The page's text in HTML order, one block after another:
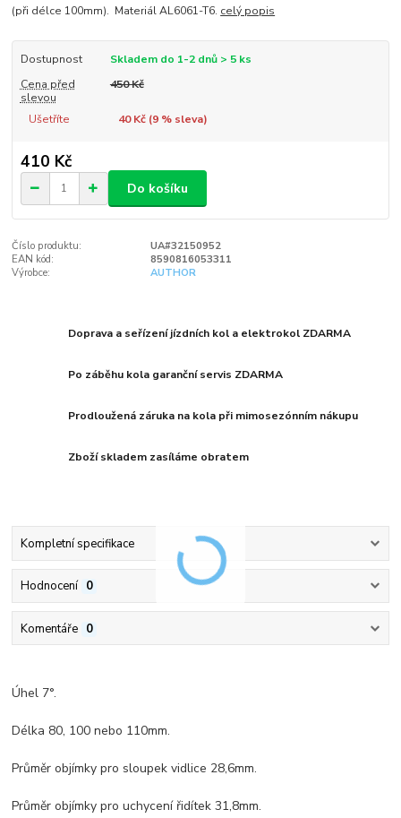
(při délce 100mm). Materiál AL6061-T6. celý popis
Dostupnost
Skladem do 1-2 dnů > 5 ks
Cena před
slevou
450 Kč
Ušetříte 40 Kč (9% sleva)
410 Kč
Do košíku
Číslo produktu:
UA#32150952
EAN kód:
8590816053311
Výrobce:
AUTHOR
Doprava a seřízení jízdních kol a elektrokol ZDARMA
Po záběhu kola garanční servis ZDARMA
Prodloužená záruka na kola při mimosezónním nákupu
Zboží skladem zasíláme obratem
Kompletní specifikace
Hodnocení 0
Komentáře 0
Úhel 7°.
Délka 80, 100 nebo 110mm.
Průměr objímky pro sloupek vidlice 28,6mm.
Průměr objímky pro uchycení řidítek 31,8mm.